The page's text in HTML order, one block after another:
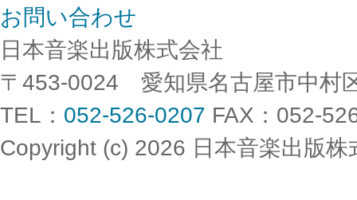
お問い合わせ
日本音楽出版株式会社
〒453-0024 愛知県名古屋市中村
TEL： 052-526-0207 FAX：052-
Copyright (c) 2026 日本音楽出版